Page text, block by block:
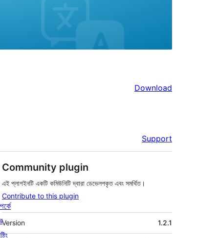
Download
Support
Community plugin
এই প্লাগইনটি একটি কমিউনিটি দ্বারা ডেভেলপকৃত এবং সমর্থিত।
Contribute to this plugin
মেটা
Version 1.2.1